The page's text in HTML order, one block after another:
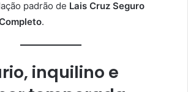
padrão de Lais Cruz Seguro
.
inquilino e